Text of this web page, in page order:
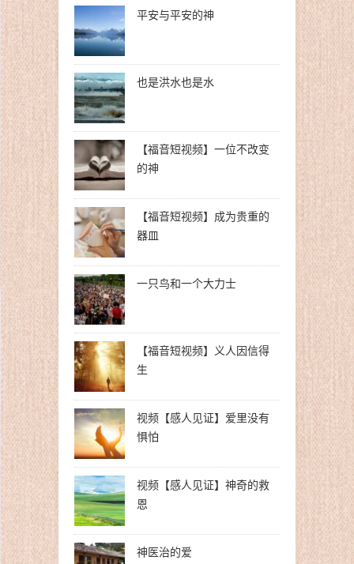
平安与平安的神
也是洪水也是水
【福音短视频】一位不改变
的神
【福音短视频】成为贵重的
器皿
一只鸟和一个大力士
【福音短视频】义人因信得
生
视频【感人见证】爱里没有
惧怕
视频【感人见证】神奇的救
恩
神医治的爱